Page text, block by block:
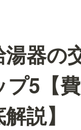
器の
5【
説】